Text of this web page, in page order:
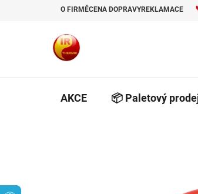
O FIRMĚCENA DOPRAVYREKLAMACE
AKCE 📦 Paletový